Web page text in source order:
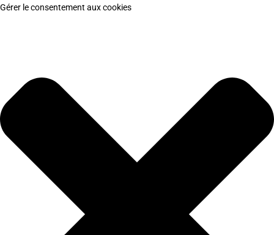
Gérer le consentement aux cookies